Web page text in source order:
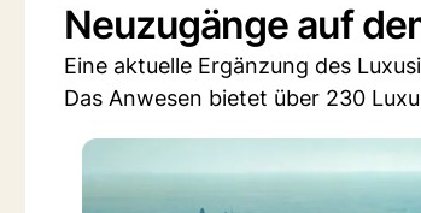
Neuzugänge auf
Eine aktuelle Ergänzung des
Das Anwesen bietet über 230